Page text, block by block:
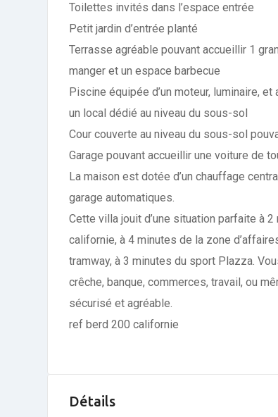
Toilettes invités dans l’espace entrée
Petit jardin d’entrée planté
Terrasse agréable pouvant accueillir 1
manger et un espace barbecue
Piscine équipée d’un moteur, luminaire,
un local dédié au niveau du sous-sol
Cour couverte au niveau du sous-sol
Garage pouvant accueillir une voiture de
La maison est dotée d’un chauffage
garage automatiques.
Cette villa jouit d’une situation parfaite à
californie, à 4 minutes de la zone
tramway, à 3 minutes du sport Plazza.
crêche, banque, commerces, travail, ou
sécurisé et agréable.
ref berd 200 californie
Détails